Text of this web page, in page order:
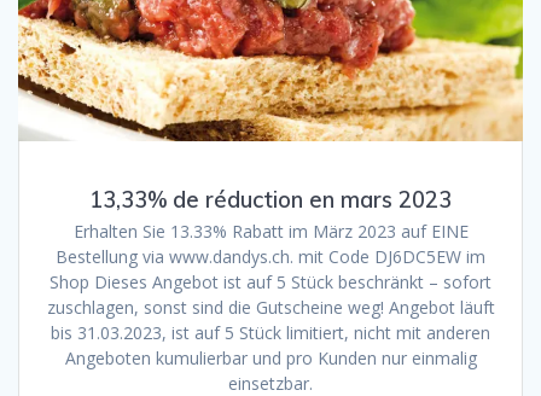
13,33% de réduction en mars 2023
Erhalten Sie 13.33% Rabatt im März 2023 auf EINE
Bestellung via www.dandys.ch. mit Code DJ6DC5EW im
Shop Dieses Angebot ist auf 5 Stück beschränkt – sofort
zuschlagen, sonst sind die Gutscheine weg! Angebot läuft
bis 31.03.2023, ist auf 5 Stück limitiert, nicht mit anderen
Angeboten kumulierbar und pro Kunden nur einmalig
einsetzbar.